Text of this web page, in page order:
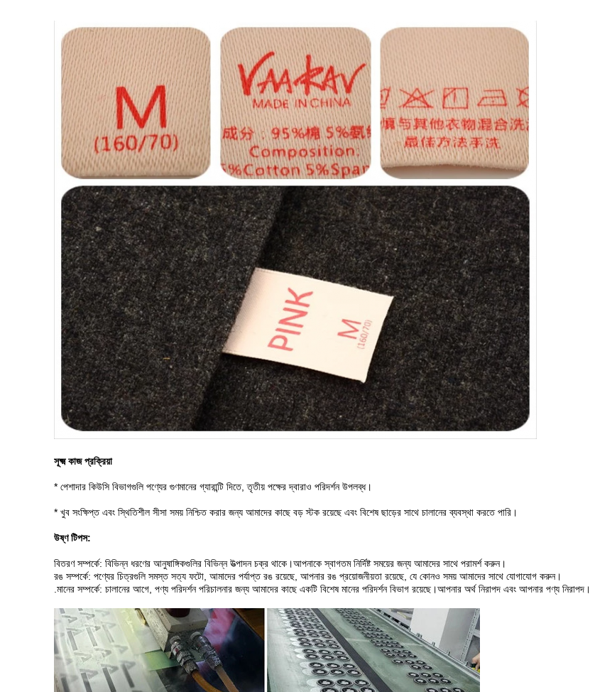
সূক্ষ্ম কাজ প্রক্রিয়া
* পেশাদার কিউসি বিভাগগুলি পণ্যের গুণমানের গ্যারান্টি দিতে, তৃতীয় পক্ষের দ্বারাও পরিদর্শন উপলব্ধ।
* খুব সংক্ষিপ্ত এবং স্থিতিশীল সীসা সময় নিশ্চিত করার জন্য আমাদের কাছে বড় স্টক রয়েছে এবং বিশেষ ছাড়ের সাথে চালানের ব্যবস্থা করতে পারি।
উষ্ণ টিপস:
বিতরণ সম্পর্কে: বিভিন্ন ধরণের আনুষাঙ্গিকগুলির বিভিন্ন উত্পাদন চক্র থাকে।আপনাকে স্বাগতম নির্দিষ্ট সময়ের জন্য আমাদের সাথে পরামর্শ করুন।
রঙ সম্পর্কে: পণ্যের চিত্রগুলি সমস্ত সত্য ফটো, আমাদের পর্যাপ্ত রঙ রয়েছে, আপনার রঙ প্রয়োজনীয়তা রয়েছে, যে কোনও সময় আমাদের সাথে যোগাযোগ করুন।
.মানের সম্পর্কে: চালানের আগে, পণ্য পরিদর্শন পরিচালনার জন্য আমাদের কাছে একটি বিশেষ মানের পরিদর্শন বিভাগ রয়েছে।আপনার অর্থ নিরাপদ এবং আপনার পণ্য নিরাপদ।